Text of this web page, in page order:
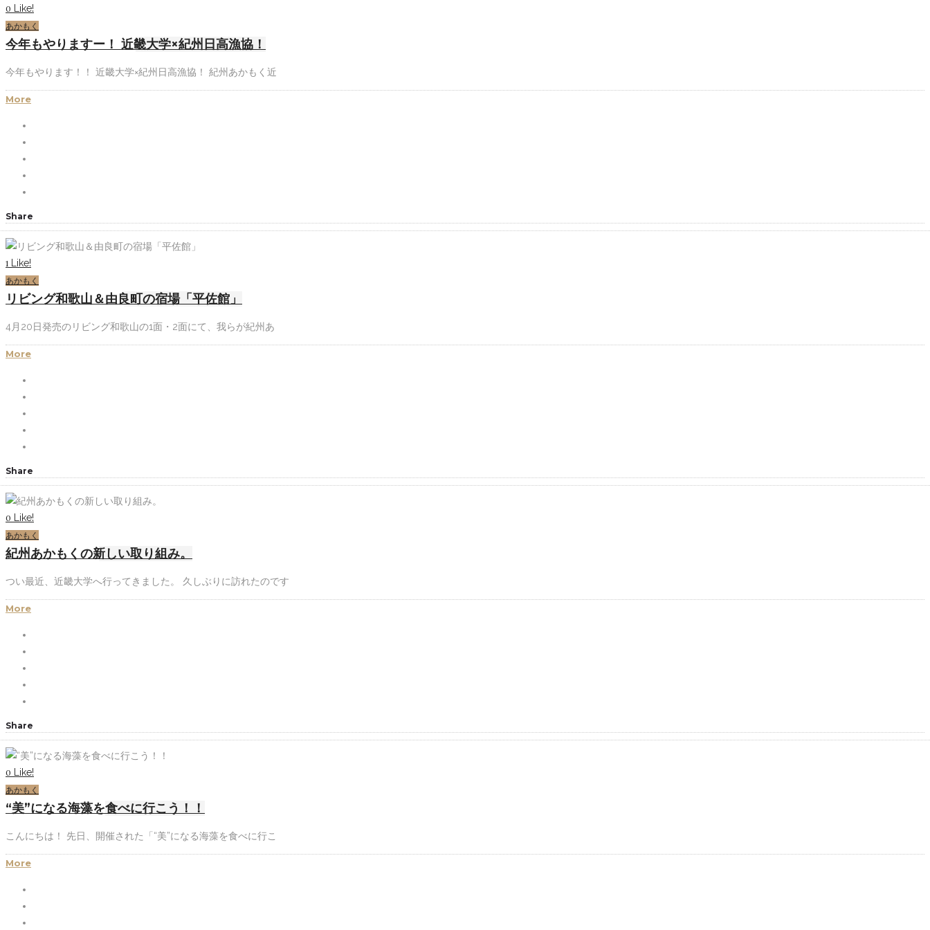
0 Like!
あかもく
今年もやりますー！ 近畿大学×紀州日高漁協！
今年もやります！！ 近畿大学×紀州日高漁協！ 紀州あかもく近
More
Share
1 Like!
あかもく
リビング和歌山＆由良町の宿場「平佐館」
4月20日発売のリビング和歌山の1面・2面にて、我らが紀州あ
More
Share
0 Like!
あかもく
紀州あかもくの新しい取り組み。
つい最近、近畿大学へ行ってきました。 久しぶりに訪れたのです
More
Share
0 Like!
あかもく
“美”になる海藻を食べに行こう！！
こんにちは！ 先日、開催された「“美”になる海藻を食べに行こ
More